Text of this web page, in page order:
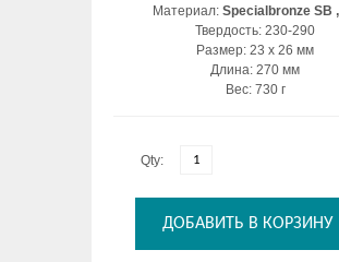
Материал: Specialbronze SB
Твердость: 230-290
Размер: 23 х 26 мм
Длина: 270 мм
Вес: 730 г
Qty:
ДОБАВИТЬ В КОРЗИНУ